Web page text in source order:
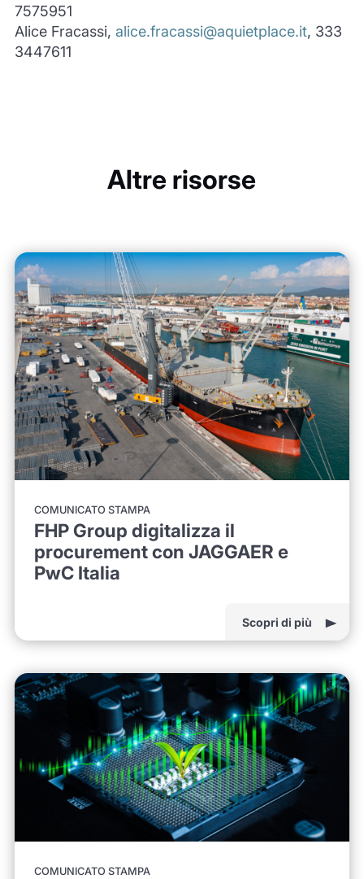
7575951
Alice Fracassi, alice.fracassi@aquietplace.it, 333
3447611
Altre risorse
COMUNICATO STAMPA
FHP Group digitalizza il
procurement con JAGGAER e
PwC Italia
Scopri di più
COMUNICATO STAMPA